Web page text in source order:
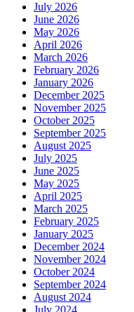
July 2026
June 2026
May 2026
April 2026
March 2026
February 2026
January 2026
December 2025
November 2025
October 2025
September 2025
August 2025
July 2025
June 2025
May 2025
April 2025
March 2025
February 2025
January 2025
December 2024
November 2024
October 2024
September 2024
August 2024
July 2024